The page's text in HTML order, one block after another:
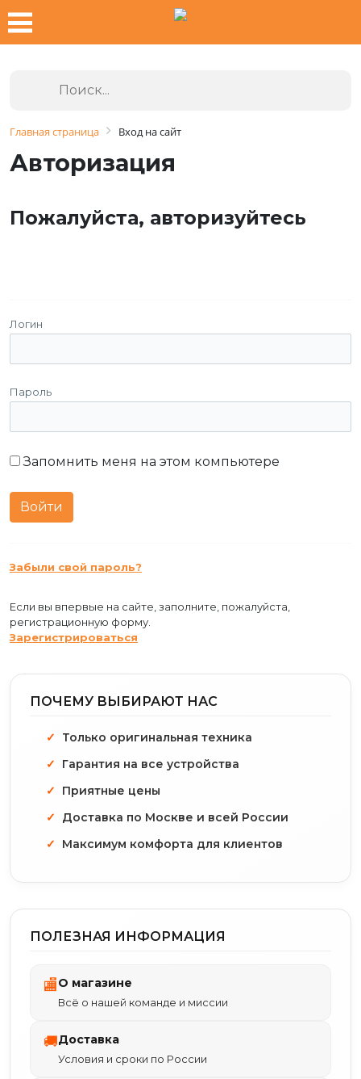
Главная страница Вход на сайт
Авторизация
Пожалуйста, авторизуйтесь
Логин
Пароль
Запомнить меня на этом компьютере
Забыли свой пароль?
Если вы впервые на сайте, заполните, пожалуйста,
регистрационную форму.
Зарегистрироваться
ПОЧЕМУ ВЫБИРАЮТ НАС
Только оригинальная техника
Гарантия на все устройства
Приятные цены
Доставка по Москве и всей России
Максимум комфорта для клиентов
ПОЛЕЗНАЯ ИНФОРМАЦИЯ
🏬О магазине
Всё о нашей команде и миссии
🚚Доставка
Условия и сроки по России